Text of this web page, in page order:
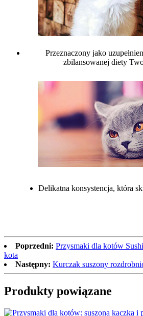
Przeznaczony jako
zbilansowanej diety
Delikatna konsystencja, która
Poprzedni: Przysmaki dla kotów
kota
Następny: Kurczak suszony
Produkty powiązane